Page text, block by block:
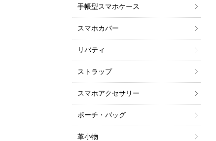
手帳型スマホケース
スマホカバー
リバティ
ストラップ
スマホアクセサリー
ポーチ・バッグ
革小物